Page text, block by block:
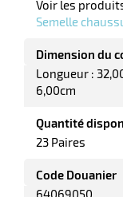
Voir les
Semelle
Dimension du
Longueur :
6,00cm
Quantité
23 Paires
Code Douanier
64069050